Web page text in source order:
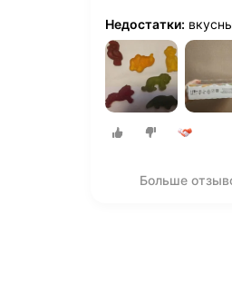
Недостатки:
Больше